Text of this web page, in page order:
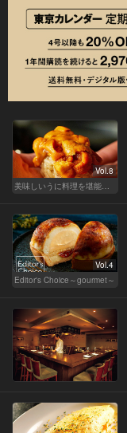
Vol.8
美味しいうに料理を堪能できる東京の名店
Vol.4
Editor's Choice～gourmet～